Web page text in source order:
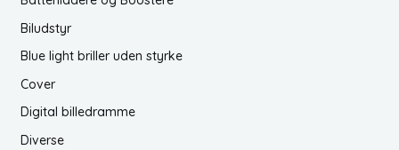
Biludstyr
Blue light briller uden styrke
Cover
Digital billedramme
Diverse